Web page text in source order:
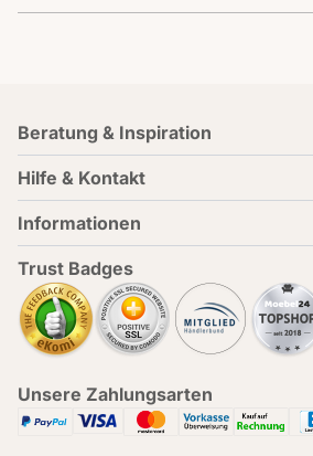
Beratung & Inspiration
Hilfe & Kontakt
Informationen
Trust Badges
Unsere Zahlungsarten